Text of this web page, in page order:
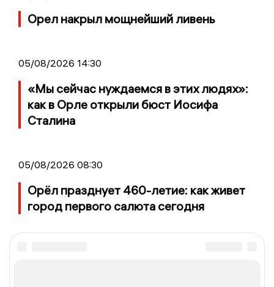
Орел накрыл мощнейший ливень
05/08/2026 14:30
«Мы сейчас нуждаемся в этих людях»:
как в Орле открыли бюст Иосифа
Сталина
05/08/2026 08:30
Орёл празднует 460-летие: как живет
город первого салюта сегодня